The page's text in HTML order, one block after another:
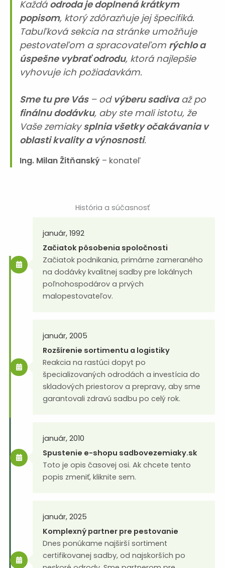
Každá odroda je doplnená krátkym
popisom, ktorý zdôrazňuje jej špecifiká.
Tabuľková sekcia na stránke umožňuje
pestovateľom a spracovateľom rýchlo a
úspešne vybrať odrodu, ktorá najlepšie
vyhovuje ich požiadavkám.
Sme tu pre Vás – od výberu sadivaaž po
finálnu dodávku, aby ste mali istotu, že
Vaše zemiakysplnia všetky očakávania v
oblasti kvality a výnosnosti.
Ing. Milan Žitňanský – konateľ
História a súčasnosť
január, 1992
Začiatok pôsobenia spoločnosti
Začiatok podnikania, primárne zameraného
na dodávky kvalitnej sadby pre lokálnych
poľnohospodárov a prvých
malopestovateľov.
január, 2005
Rozšírenie sortimentu a logistiky
Reakcia na rastúci dopyt po
špecializovaných odrodách a investícia do
skladových priestorov a prepravy, aby sme
garantovali zdravú sadbu po celý rok.
január, 2010
Spustenie e-shopu sadbovezemiaky.sk
Toto je opis časovej osi. Ak chcete tento
popis zmeniť, kliknite sem.
január, 2025
Komplexný partner pre pestovanie
Dnes ponúkame najširší sortiment
certifikovanej sadby, od najskorších po